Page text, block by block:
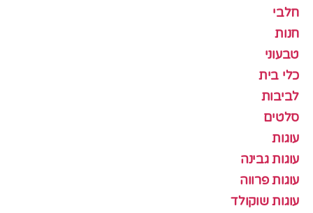
חלבי
חנות
טבעוני
כלי בית
לביבות
סלטים
עוגות
עוגות גבינה
עוגות פרווה
עוגות שוקולד